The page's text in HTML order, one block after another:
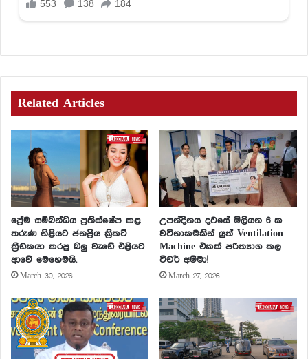
Related Articles
ප්‍රේම සම්බන්ධය ප්‍රතික්ෂේප කළ
තරුණ නිළියට ජනප්‍රිය ක්‍රිකට්
ක්‍රීඩකයා කරපු බලු වැඩේ එළියට
ආවේ මෙහෙමයි.
March 30, 2026
උපන්දිනය දවසේ මිලියන 6 ක
වටිනාකමකින් යුත් Ventilation
Machine එකක් පරිත්‍යාග කල
ටීචර් අම්මා!
March 27, 2026